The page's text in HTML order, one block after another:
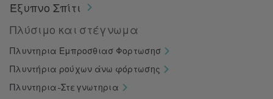
Έξυπνο Σπίτι
Πλύσιμο και στέγνωμα
Πλυντηρια Εμπροσθιασ Φορτωσησ
Πλυντήρια ρούχων άνω φόρτωσης
Πλυντηρια-Στεγνωτηρια